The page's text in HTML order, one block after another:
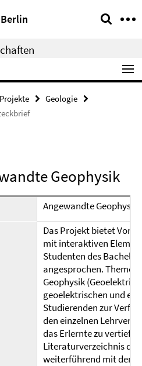
Projekte
Geologie
Geophysik
Angewandte Geophysik
Das Projekt bietet
mit interaktiven
Studenten des
angesprochen.
Geophysik (Geoelektrik
geoelektrischen und
Studierenden zur
den einzelnen
das Erlernte zu
Literaturverzeichnis
weiterführend mit den